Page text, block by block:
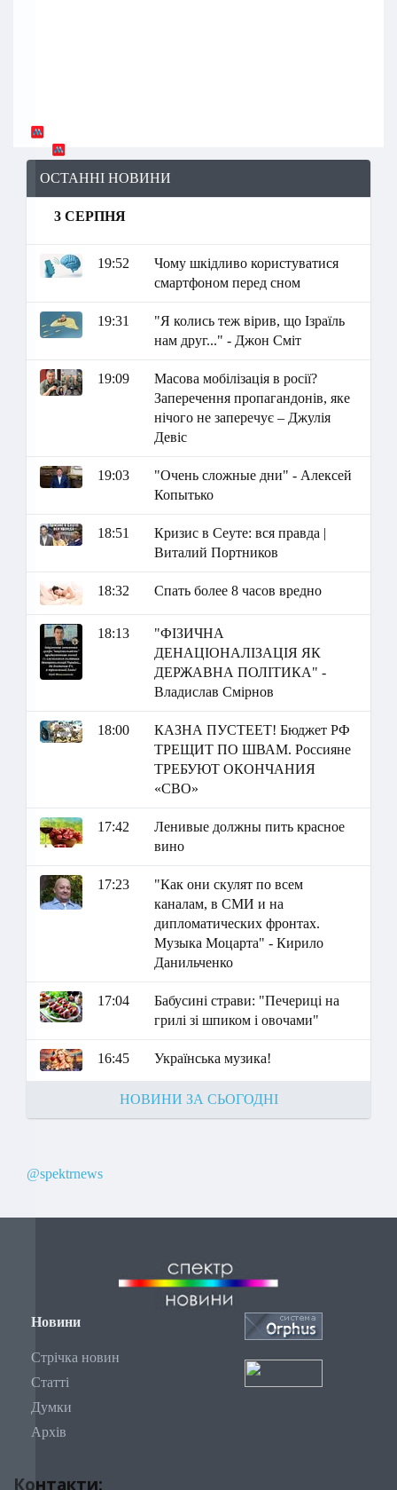
ОСТАННІ НОВИНИ
3 СЕРПНЯ
19:52
Чому шкідливо користуватися
смартфоном перед сном
19:31
"Я колись теж вірив, що Ізраїль
нам друг..." - Джон Сміт
19:09
Масова мобілізація в росії?
Заперечення пропагандонів, яке
нічого не заперечує – Джулія
Девіс
19:03
"Очень сложные дни" - Алексей
Копытько
18:51
Кризис в Сеуте: вся правда |
Виталий Портников
18:32 Спать более 8 часов вредно
18:13
"ФІЗИЧНА
ДЕНАЦІОНАЛІЗАЦІЯ ЯК
ДЕРЖАВНА ПОЛІТИКА" -
Владислав Смірнов
18:00
КАЗНА ПУСТЕЕТ! Бюджет РФ
ТРЕЩИТ ПО ШВАМ. Россияне
ТРЕБУЮТ ОКОНЧАНИЯ
«СВО»
17:42
Ленивые должны пить красное
вино
17:23
"Как они скулят по всем
каналам, в СМИ и на
дипломатических фронтах.
Музыка Моцарта" - Кирило
Данильченко
17:04
Бабусині страви: "Печериці на
грилі зі шпиком і овочами"
16:45 Українська музика!
НОВИНИ ЗА СЬОГОДНІ
@spektrnews
Новини
Стрічка новин
Статті
Думки
Архів
Контакти: